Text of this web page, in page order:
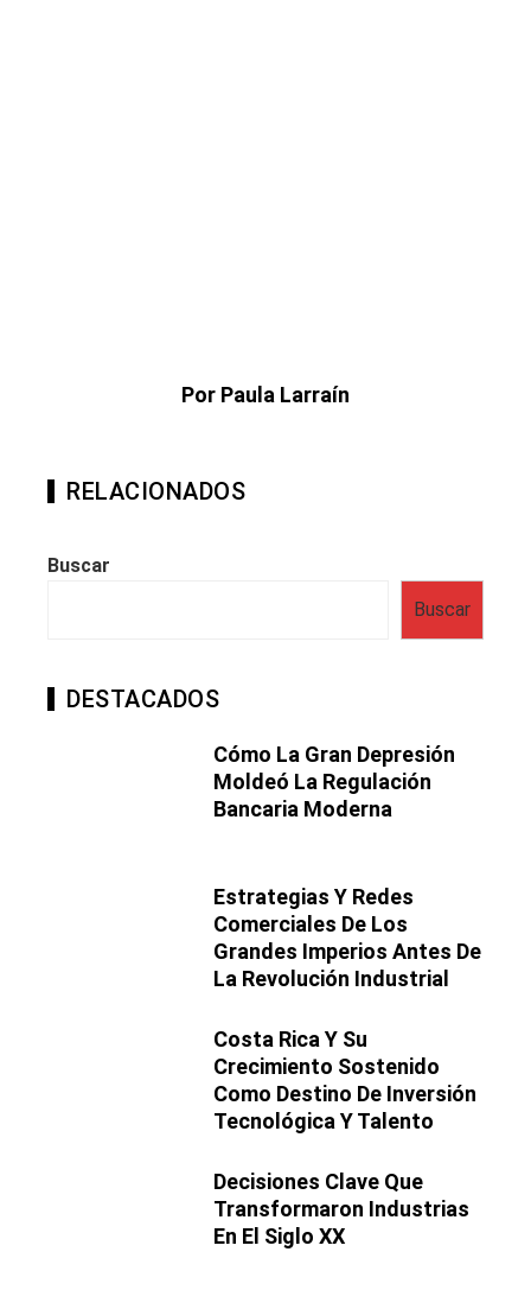
Por Paula Larraín
RELACIONADOS
Buscar
Buscar
DESTACADOS
Cómo La Gran Depresión
Moldeó La Regulación
Bancaria Moderna
Estrategias Y Redes
Comerciales De Los
Grandes Imperios Antes De
La Revolución Industrial
Costa Rica Y Su
Crecimiento Sostenido
Como Destino De Inversión
Tecnológica Y Talento
Decisiones Clave Que
Transformaron Industrias
En El Siglo XX